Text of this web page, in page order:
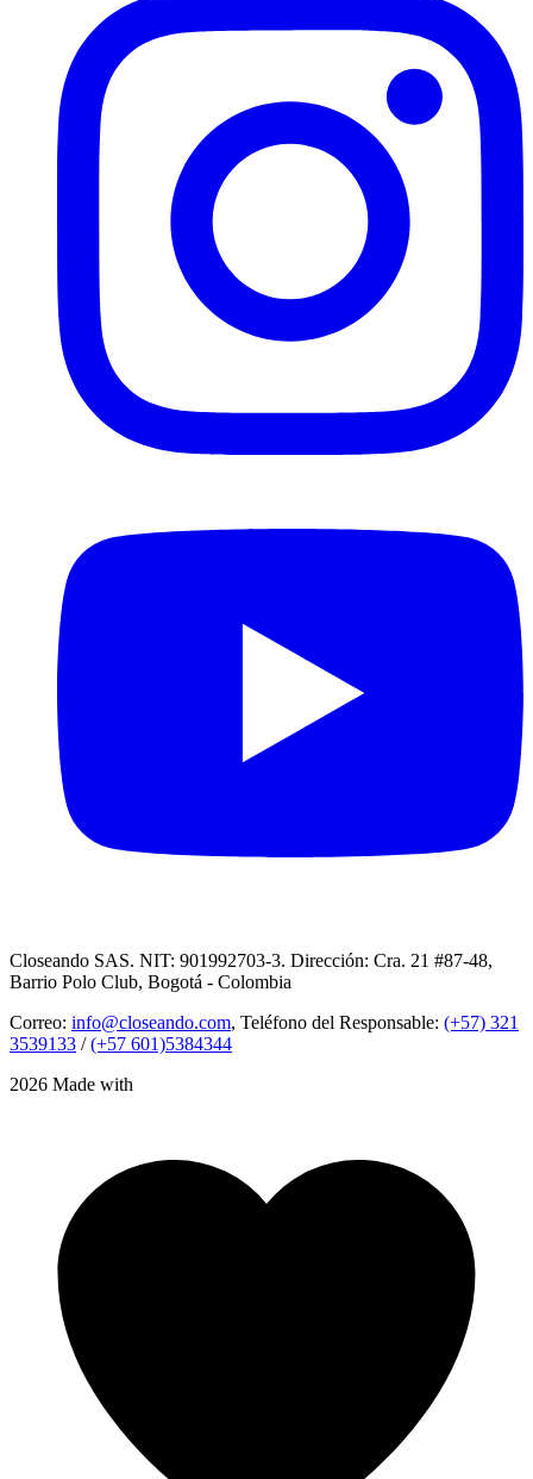
Closeando SAS. NIT: 901992703-3. Dirección: Cra. 21 #87-48,
Barrio Polo Club, Bogotá - Colombia
Correo: info@closeando.com, Teléfono del Responsable: (+57) 321
3539133 /(+57 601)5384344
2026 Made with